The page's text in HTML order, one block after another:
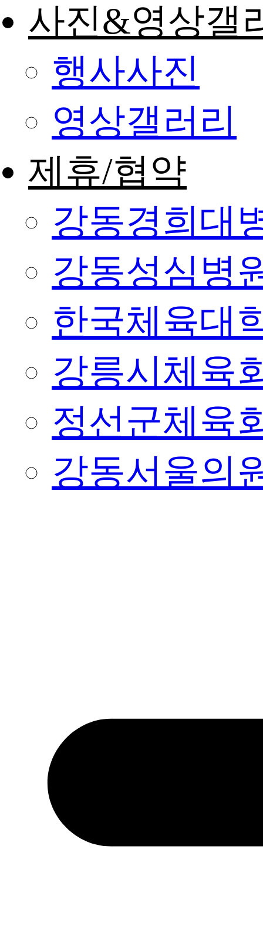
사진&영상갤
행사사진
영상갤러리
제휴/협약
강동경희대
강동성심병
한국체육대
강릉시체육
정선군체육
강동서울의